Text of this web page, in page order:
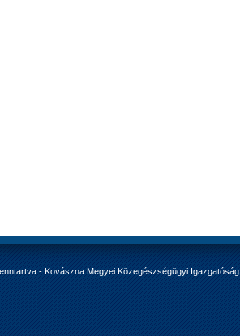
- Kovászna Megyei Közegészségügyi Igazgatóság